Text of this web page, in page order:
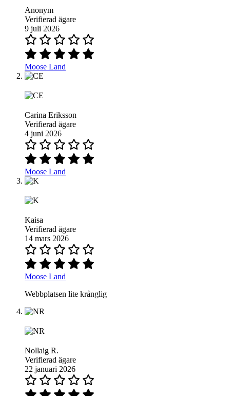
Anonym
Verifierad ägare
9 juli 2026
Moose Land
Carina Eriksson
Verifierad ägare
4 juni 2026
Moose Land
Kaisa
Verifierad ägare
14 mars 2026
Moose Land
Webbplatsen lite krånglig
Nollaig R.
Verifierad ägare
22 januari 2026